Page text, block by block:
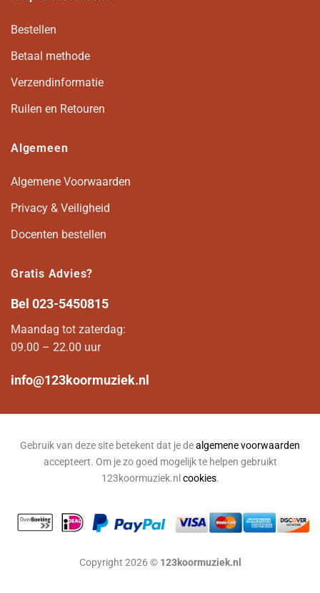
Bestellen
Betaal methode
Verzendinformatie
Ruilen en Retouren
Algemeen
Algemene Voorwaarden
Privacy & Veiligheid
Docenten bestellen
Gratis Advies?
Bel 023-5450815
Maandag tot zaterdag:
09.00 – 22.00 uur
info@123koormuziek.nl
Gebruik van deze site betekent dat je dealgemene voorwaarden
accepteert. Om je zo goed mogelijk te helpen gebruikt
123koormuziek.nl cookies.
Copyright 2026 © 123koormuziek.nl